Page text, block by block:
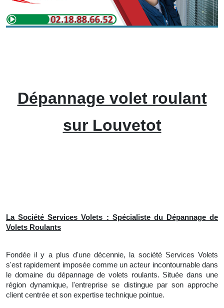
Dépannage volet roulant
sur Louvetot
La Société Services Volets : Spécialiste du Dépannage de
Volets Roulants
Fondée il y a plus d'une décennie, la société Services Volets
s'est rapidement imposée comme un acteur incontournable dans
le domaine du dépannage de volets roulants. Située dans une
région dynamique, l'entreprise se distingue par son approche
client centrée et son expertise technique pointue.